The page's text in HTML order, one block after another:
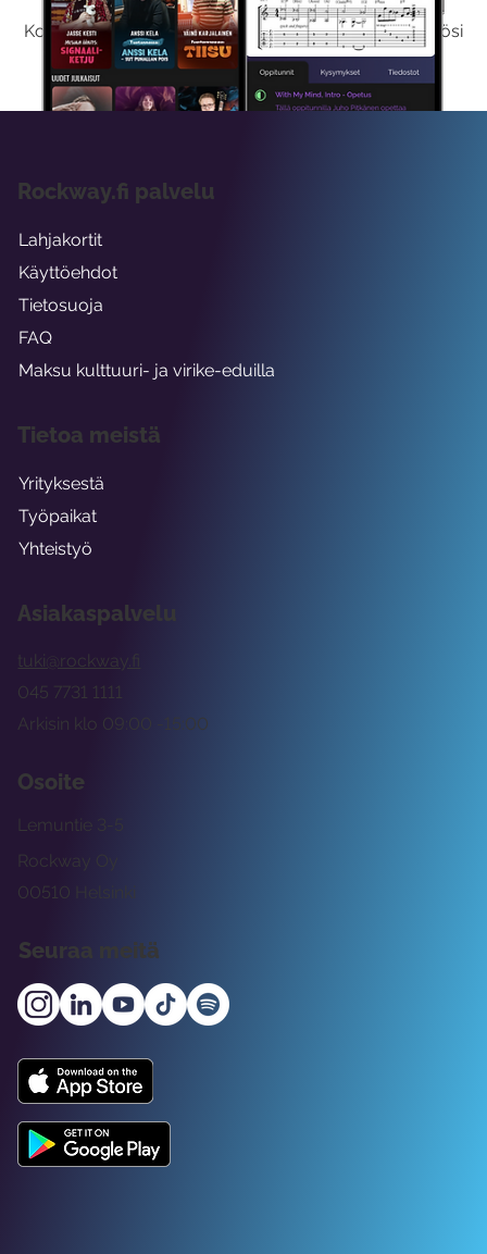
Kokeilemalla ilmaiseksi saat koko sisältömme käyttöösi
viikon ajaksi.
Asiakaspalvelu
tuki@rockway.fi
Arkisin klo 09:00 -15:00
045 7731 1111
Osoite
Rockway Oy
Lemuntie 3-5
00510 Helsinki
Seuraa meitä
Rockway.fi palvelu
Lahjakortit
Käyttöehdot
Tietosuoja
FAQ
Maksu kulttuuri- ja virike-eduilla
Tietoa meistä
Yrityksestä
Työpaikat
Yhteistyö